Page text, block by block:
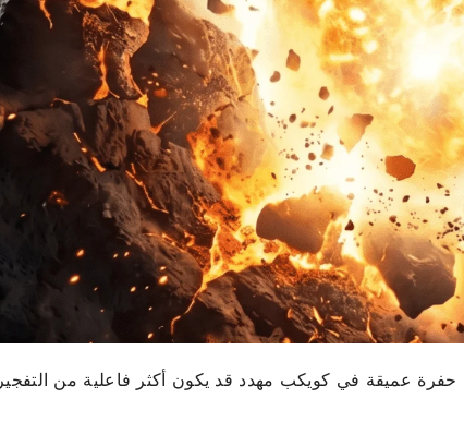
عميقة في كويكب مهدد قد يكون أكثر فاعلية من التفجير